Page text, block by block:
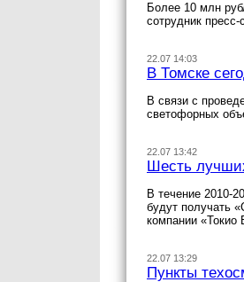
Более 10 млн
сотрудник
22.07 14:03
В Томске
В связи с
светофорных
22.07 13:42
Шесть
В течение 2010-
будут получать
компании
22.07 13:29
Пункты